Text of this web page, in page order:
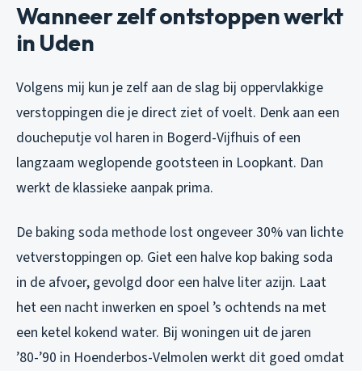
Wanneer zelf ontstoppen werkt
in Uden
Volgens mij kun je zelf aan de slag bij oppervlakkige
verstoppingen die je direct ziet of voelt. Denk aan een
doucheputje vol haren in Bogerd-Vijfhuis of een
langzaam weglopende gootsteen in Loopkant. Dan
werkt de klassieke aanpak prima.
De baking soda methode lost ongeveer 30% van lichte
vetverstoppingen op. Giet een halve kop baking soda
in de afvoer, gevolgd door een halve liter azijn. Laat
het een nacht inwerken en spoel ’s ochtends na met
een ketel kokend water. Bij woningen uit de jaren
’80-’90 in Hoenderbos-Velmolen werkt dit goed omdat